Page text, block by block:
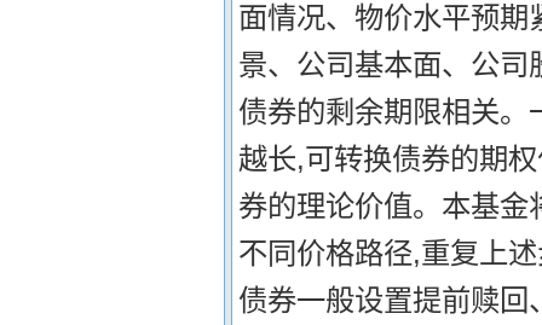
面情况、物价水平预
景、公司基本面、公
债券的剩余期限相关
越长,可转换债券的期
券的理论价值。本基
不同价格路径,重复上
债券一般设置提前赎